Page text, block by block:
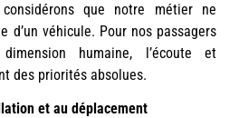
que notre métier ne
d’un véhicule. Pour nos passagers
humaine, l’écoute et
des priorités absolues.
et au déplacement